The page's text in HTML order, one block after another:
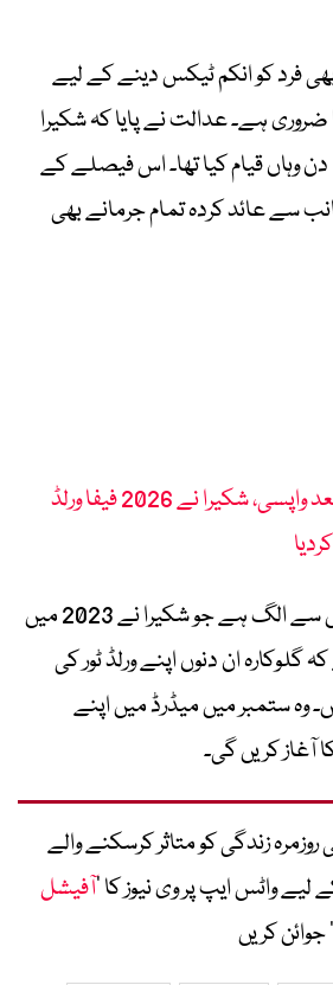
فرد کو انکم ٹیکس دینے کے لیے
183 دن رہنا ضروری ہے۔ عدالت نے پایا کہ شکیرا
نے اس سال صرف 163 دن وہاں قیام کیا تھا۔ اس فیصلے کے
سے عائد کردہ تمام جرمانے بھی
16 سال بعد واپسی، شکیرا نے 2026 فیفا ورلڈ
یہ مقدمہ اس فراڈ کیس سے الگ ہے جو شکیرا نے 2023 میں
گلوکارہ ان دنوں اپنے ورلڈ ٹور کی
وہ ستمبر میں میڈرڈ میں اپنے
کریں گی۔
زندگی کو متاثر کرسکنے والے
واٹس ایپ پر وی نیوز کا ’آفیشل
‘ جوائن کریں